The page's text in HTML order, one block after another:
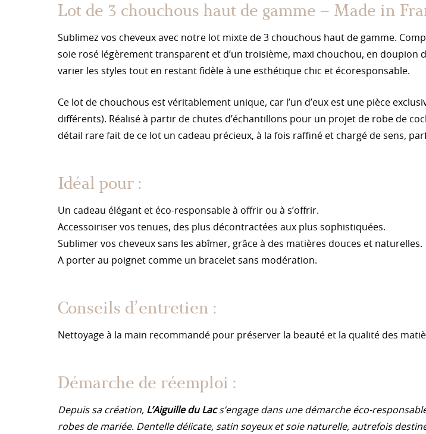
Lot de 3 chouchous haut de gamme – Made in
Sublimez vos cheveux avec notre lot mixte de 3 chouchous haut de gamme.
soie rosé légèrement transparent et d’un troisième, maxi chouchou, en doupion
varier les styles tout en restant fidèle à une esthétique chic et écoresponsable.
Ce lot de chouchous est véritablement unique, car l’un d’eux est une pièce
différents). Réalisé à partir de chutes d’échantillons pour un projet de robe de
détail rare fait de ce lot un cadeau précieux, à la fois raffiné et chargé de sens,
Idéal pour :
Un cadeau élégant et éco-responsable à offrir ou à s’offrir.
Accessoiriser vos tenues, des plus décontractées aux plus sophistiquées.
Sublimer vos cheveux sans les abîmer, grâce à des matières douces et naturelles.
A porter au poignet comme un bracelet sans modération.
Conseils d’entretien :
Nettoyage à la main recommandé pour préserver la beauté et la qualité des
Démarche de réemploi :
Depuis sa création, L’Aiguille du Lacs’engage dans une démarche éco-
robes de mariée. Dentelle délicate, satin soyeux et soie naturelle, autrefois